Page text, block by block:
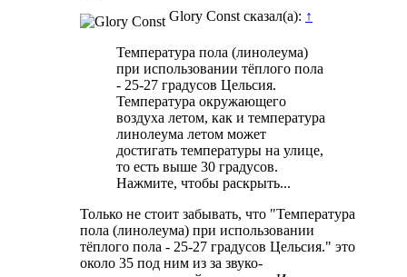
Glory Const сказал(а): ↑
Температура пола (линолеума)
при использовании тёплого пола
- 25-27 градусов Цельсия.
Температура окружающего
воздуха летом, как и температура
линолеума летом может
достигать температуры на улице,
то есть выше 30 градусов.
Нажмите, чтобы раскрыть...
Только не стоит забывать, что "Температура
пола (линолеума) при использовании
тёплого пола - 25-27 градусов Цельсия." это
около 35 под ним из за звуко-